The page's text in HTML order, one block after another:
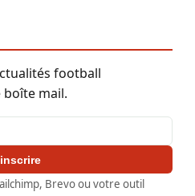
football
mail.
Brevo ou votre outil